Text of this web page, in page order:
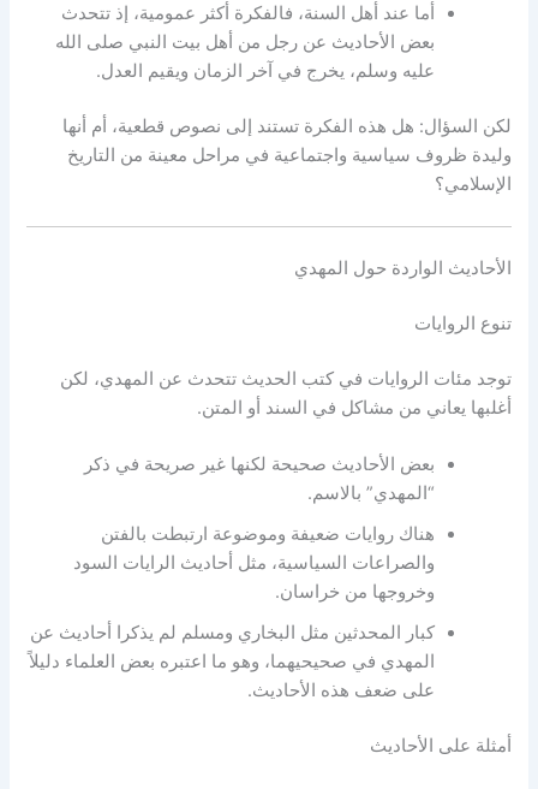
أما عند أهل السنة، فالفكرة أكثر عمومية، إذ تتحدث
بعض الأحاديث عن رجل من أهل بيت النبي صلى الله
عليه وسلم، يخرج في آخر الزمان ويقيم العدل.
لكن السؤال: هل هذه الفكرة تستند إلى نصوص قطعية، أم أنها
وليدة ظروف سياسية واجتماعية في مراحل معينة من التاريخ
الإسلامي؟
الأحاديث الواردة حول المهدي
تنوع الروايات
توجد مئات الروايات في كتب الحديث تتحدث عن المهدي، لكن
أغلبها يعاني من مشاكل في السند أو المتن.
بعض الأحاديث صحيحة لكنها غير صريحة في ذكر
“المهدي” بالاسم.
هناك روايات ضعيفة وموضوعة ارتبطت بالفتن
والصراعات السياسية، مثل أحاديث الرايات السود
وخروجها من خراسان.
كبار المحدثين مثل البخاري ومسلم لم يذكرا أحاديث عن
المهدي في صحيحيهما، وهو ما اعتبره بعض العلماء دليلاً
على ضعف هذه الأحاديث.
أمثلة على الأحاديث